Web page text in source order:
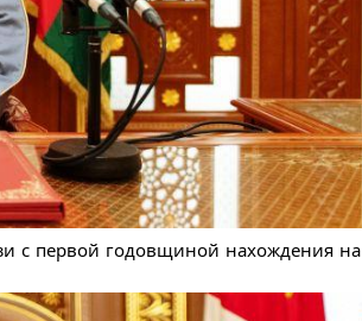
с первой годовщиной нахождения на